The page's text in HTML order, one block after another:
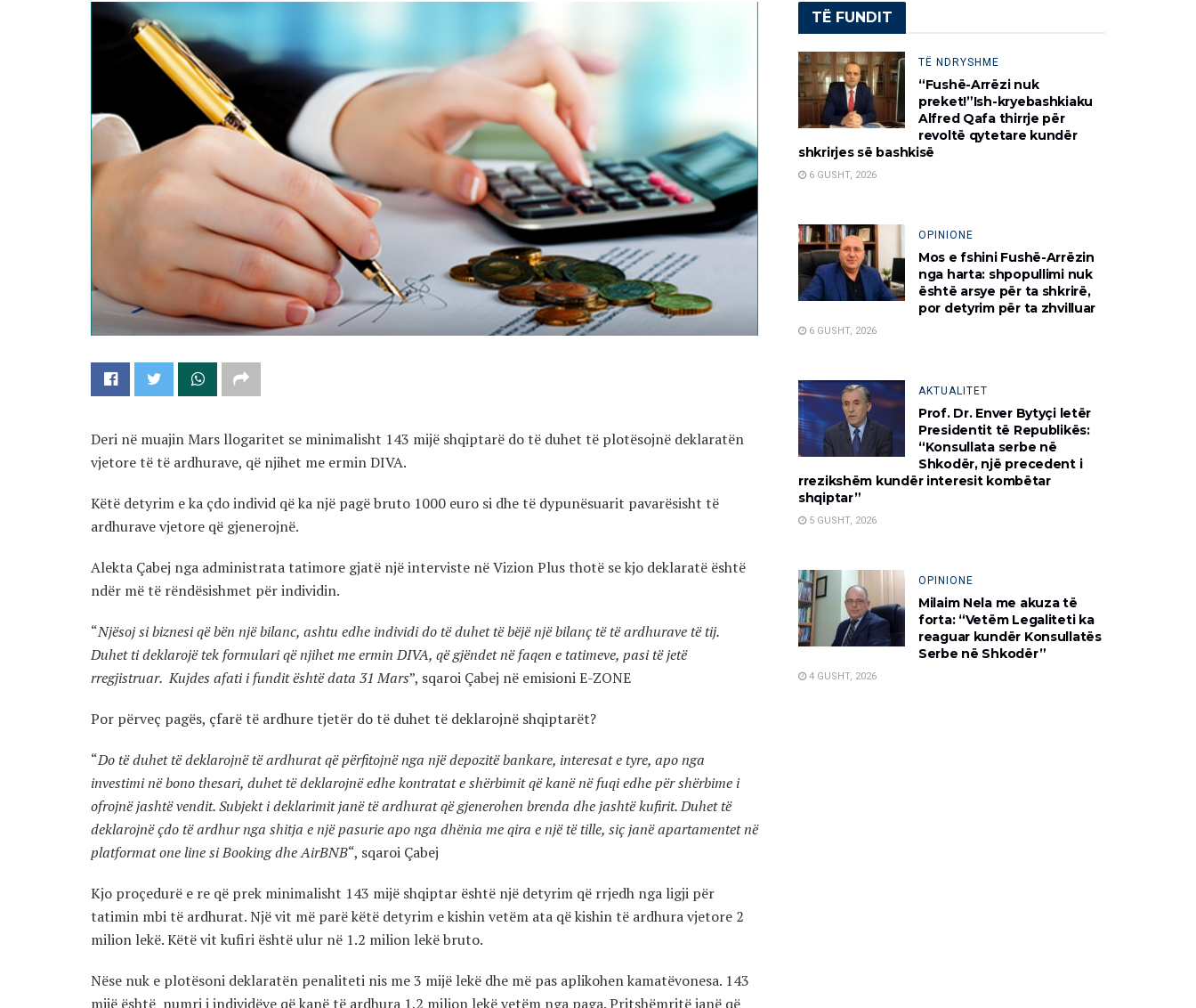
Deri në muajin Mars llogaritet se minimalisht 143 mijë shqiptarë do të duhet të plotësojnë deklaratën
vjetore të të ardhurave, që njihet me ermin DIVA.
Këtë detyrim e ka çdo individ që ka një pagë bruto 1000 euro si dhe të dypunësuarit pavarësisht të
ardhurave vjetore që gjenerojnë.
Alekta Çabej nga administrata tatimore gjatë një interviste në Vizion Plus thotë se kjo deklaratë është
ndër më të rëndësishmet për individin.
“Njësoj si biznesi që bën një bilanc, ashtu edhe individi do të duhet të bëjë një bilanç të të ardhurave të tij.
Duhet ti deklarojë tek formulari që njihet me ermin DIVA, që gjëndet në faqen e tatimeve, pasi të jetë
rregjistruar. Kujdes afati i fundit është data 31 Mars”, sqaroi Çabej në emisioni E-ZONE
Por përveç pagës, çfarë të ardhure tjetër do të duhet të deklarojnë shqiptarët?
“Do të duhet të deklarojnë të ardhurat që përfitojnë nga një depozitë bankare, interesat e tyre, apo nga
investimi në bono thesari, duhet të deklarojnë edhe kontratat e shërbimit që kanë në fuqi edhe për shërbime i
ofrojnë jashtë vendit. Subjekt i deklarimit janë të ardhurat që gjenerohen brenda dhe jashtë kufirit. Duhet të
deklarojnë çdo të ardhur nga shitja e një pasurie apo nga dhënia me qira e një të tille, siç janë apartamentet në
platformat one line si Booking dhe AirBNB“, sqaroi Çabej
Kjo proçedurë e re që prek minimalisht 143 mijë shqiptar është një detyrim që rrjedh nga ligji për
tatimin mbi të ardhurat. Një vit më parë këtë detyrim e kishin vetëm ata që kishin të ardhura vjetore 2
milion lekë. Këtë vit kufiri është ulur në 1.2 milion lekë bruto.
Nëse nuk e plotësoni deklaratën penaliteti nis me 3 mijë lekë dhe më pas aplikohen kamatëvonesa. 143
mijë është numri i individëve që kanë të ardhura 1.2 milion lekë vetëm nga paga. Pritshëmritë janë që
TË FUNDIT
TË NDRYSHME
“Fushë-Arrëzi nuk
preket!”Ish-kryebashkiaku
Alfred Qafa thirrje për
revoltë qytetare kundër
shkrirjes së bashkisë
6 GUSHT, 2026
OPINIONE
Mos e fshini Fushë-Arrëzin
nga harta: shpopullimi nuk
është arsye për ta shkrirë,
por detyrim për ta zhvilluar
6 GUSHT, 2026
AKTUALITET
Prof. Dr. Enver Bytyçi letër
Presidentit të Republikës:
“Konsullata serbe në
Shkodër, një precedent i
rrezikshëm kundër interesit kombëtar
shqiptar”
5 GUSHT, 2026
OPINIONE
Milaim Nela me akuza të
forta: “Vetëm Legaliteti ka
reaguar kundër Konsullatës
Serbe në Shkodër”
4 GUSHT, 2026